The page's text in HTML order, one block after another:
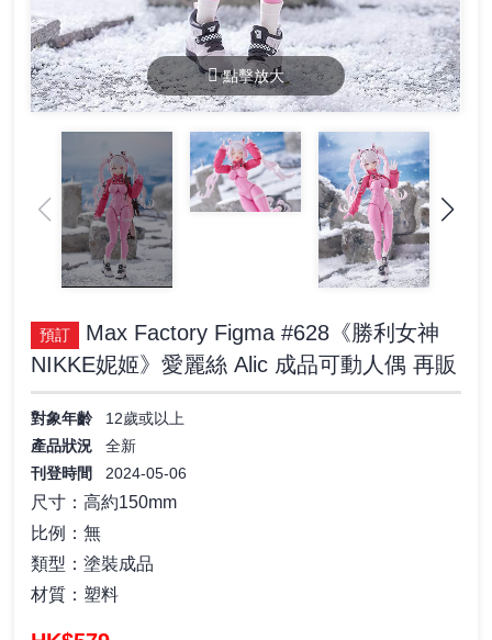
點擊放大
預訂
Max Factory Figma #628《勝利女神
NIKKE妮姬》愛麗絲 Alic 成品可動人偶 再販
對象年齡
12歲或以上
產品狀況
全新
刊登時間
2024-05-06
尺寸：高約150mm
比例：無
類型：塗裝成品
材質：塑料